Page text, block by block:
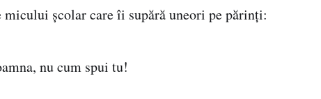
şcolar care îi supără uneori pe părinţi:
nu cum spui tu!